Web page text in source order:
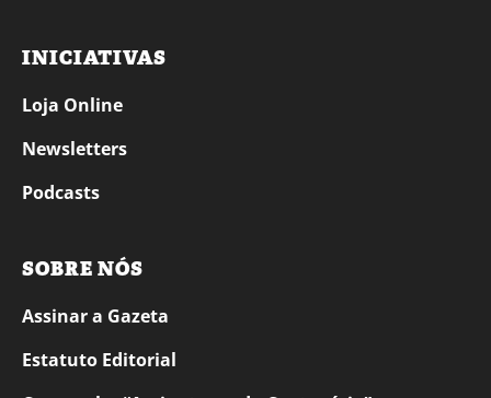
INICIATIVAS
Loja Online
Newsletters
Podcasts
SOBRE NÓS
Assinar a Gazeta
Estatuto Editorial